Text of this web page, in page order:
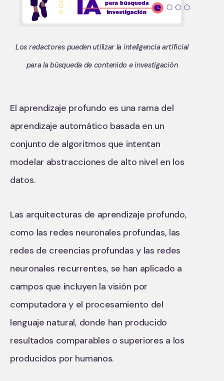
Los redactores pueden utilizar la inteligencia artificial
para la búsqueda de contenido e investigación
El aprendizaje profundo es una rama del
aprendizaje automático basada en un
conjunto de algoritmos que intentan
modelar abstracciones de alto nivel en los
datos.
Las arquitecturas de aprendizaje profundo,
como las redes neuronales profundas, las
redes de creencias profundas y las redes
neuronales recurrentes, se han aplicado a
campos que incluyen la visión por
computadora y el procesamiento del
lenguaje natural, donde han producido
resultados comparables o superiores a los
producidos por humanos.